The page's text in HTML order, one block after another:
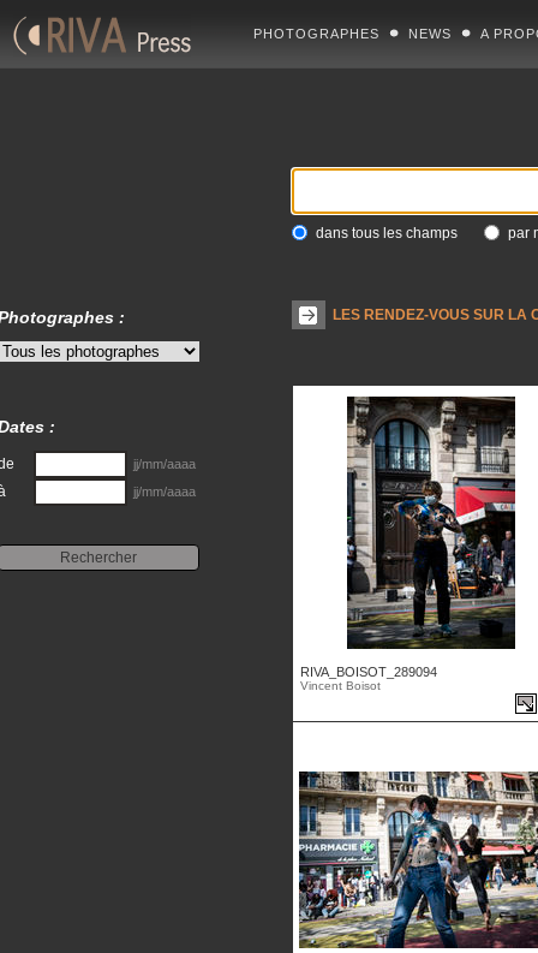
PHOTOGRAPHES NEWS A
dans tous les champs par
LES RENDEZ-VOUS SUR LA
RIVA_BOISOT_289094
Vincent Boisot
:
:
jj/mm/aaaa
jj/mm/aaaa